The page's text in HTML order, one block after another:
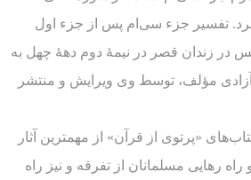
تفسیر جزء سی‌ام پس از جزء اول
در زندان قصر در نیمۀ دوم دهۀ چهل به
مؤلف، توسط وی ویرایش و منتشر
«پرتوی از قرآن» از مهمترین آثار
راه رهایی مسلمانان از تفرقه و نیز راه